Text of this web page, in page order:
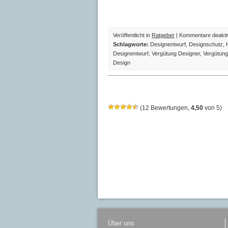
Veröffentlicht in Ratgeber Kommentare
Schlagworte: Designentwurf, Designschutz,
Designentwurf, Vergütung Designer,
Design
(12 Bewertungen, 4,50 von 5)
Über uns